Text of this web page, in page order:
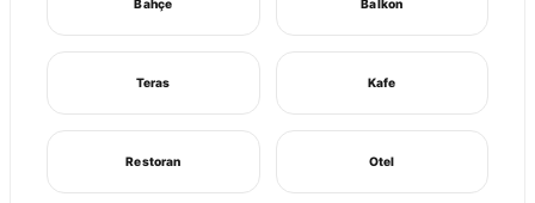
Bahçe Balkon
Teras Kafe
Restoran Otel